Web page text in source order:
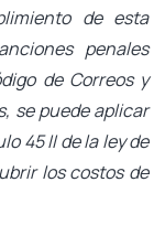
de esta
penales
de Correos y
se puede aplicar
45 II de la ley de
los costos de